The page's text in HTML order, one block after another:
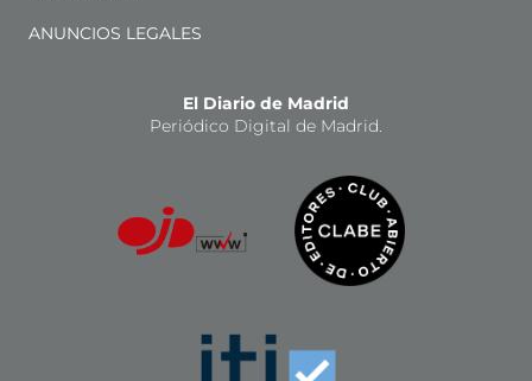
ANUNCIOS LEGALES
El Diario de Madrid
Periódico Digital de Madrid.